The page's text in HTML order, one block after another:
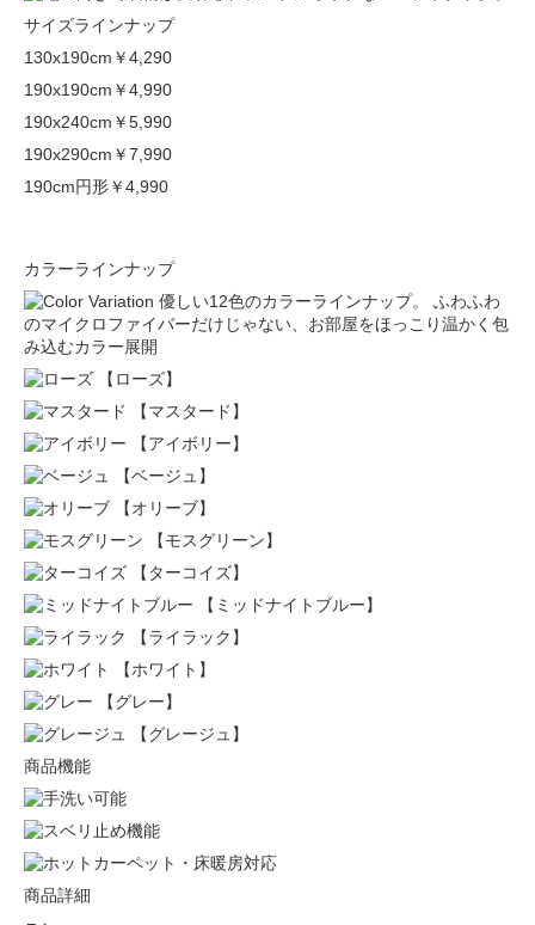
サイズラインナップ
130x190cm ￥4,290
190x190cm ￥4,990
190x240cm ￥5,990
190x290cm ￥7,990
190cm円形￥4,990
カラーラインナップ
【ローズ】
【マスタード】
【アイボリー】
【ベージュ】
【オリーブ】
【モスグリーン】
【ターコイズ】
【ミッドナイトブルー】
【ライラック】
【ホワイト】
【グレー】
【グレージュ】
商品機能
商品詳細